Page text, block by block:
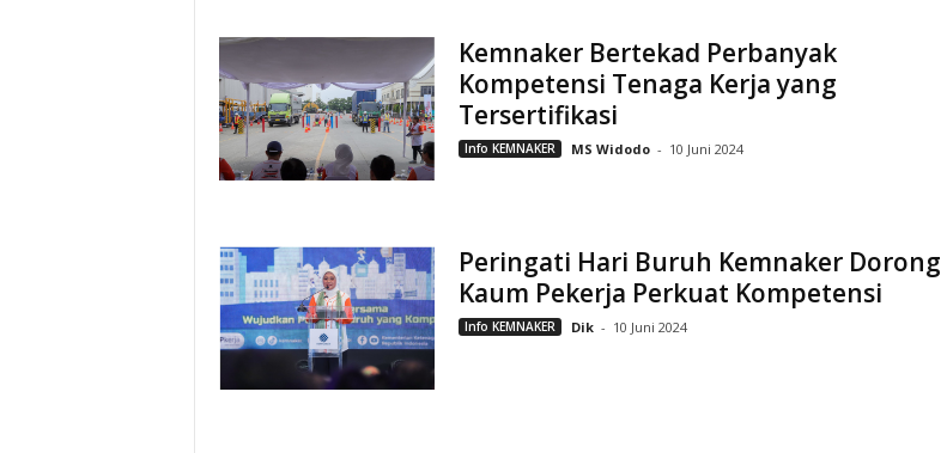
Kemnaker Bertekad Perbanyak
Kompetensi Tenaga Kerja yang
Tersertifikasi
Info KEMNAKER MS Widodo - 10 Juni 2024
Peringati Hari Buruh Kemnaker Dorong
Kaum Pekerja Perkuat Kompetensi
Info KEMNAKER Dik - 10 Juni 2024